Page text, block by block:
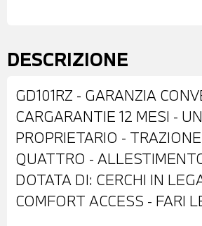
DESCRIZIONE
GD101RZ - GARANZIA
CARGARANTIE 12 MESI -
PROPRIETARIO -
QUATTRO -
DOTATA DI: CERCHI IN
COMFORT ACCESS - FARI